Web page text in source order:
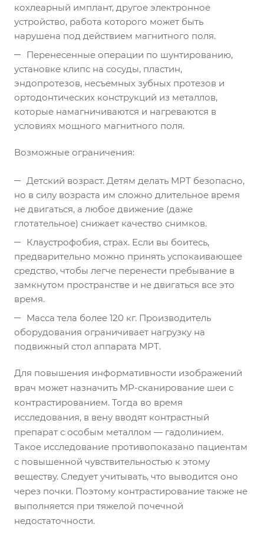
кохлеарный имплант, другое электронное
устройство, работа которого может быть
нарушена под действием магнитного поля.
Перенесенные операции по шунтированию,
установке клипс на сосуды, пластин,
эндопротезов, несъемных зубных протезов и
ортодонтических конструкций из металлов,
которые намагничиваются и нагреваются в
условиях мощного магнитного поля.
Возможные ограничения:
Детский возраст. Детям делать МРТ безопасно,
но в силу возраста им сложно длительное время
не двигаться, а любое движение (даже
глотательное) снижает качество снимков.
Клаустрофобия, страх. Если вы боитесь,
предварительно можно принять успокаивающее
средство, чтобы легче перенести пребывание в
замкнутом пространстве и не двигаться все это
время.
Масса тела более 120 кг. Производитель
оборудования ограничивает нагрузку на
подвижный стол аппарата МРТ.
Для повышения информативности изображений
врач может назначить МР-сканирование шеи с
контрастированием. Тогда во время
исследования, в вену вводят контрастный
препарат с особым металлом — гадолинием.
Такое исследование противопоказано пациентам
с повышенной чувствительностью к этому
веществу. Следует учитывать, что выводится оно
через почки. Поэтому контрастирование также не
выполняется при тяжелой почечной
недостаточности.